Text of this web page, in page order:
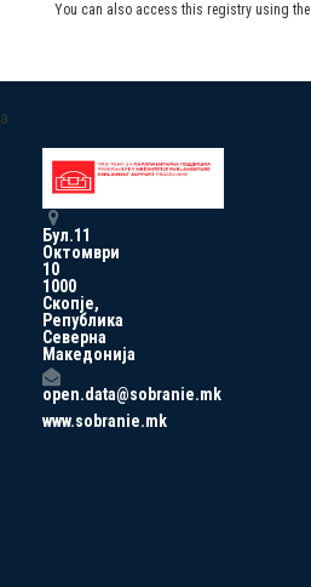
You can also access this registry using the
a
Бул.11
Октомври
10
1000
Скопје,
Република
Северна
Македонија
open.data@sobranie.mk
www.sobranie.mk